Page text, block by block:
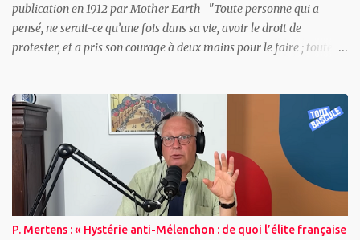
publication en 1912 par Mother Earth "Toute personne qui a
pensé, ne serait-ce qu’une fois dans sa vie, avoir le droit de
protester, et a pris son courage à deux mains pour le faire ; toute
Qu’est-ce que l’action directe ? - Quelques exemples historiques -
La Guerre de Sécession - John Brown - Les luttes actuelles contre
l’esclavage salarié - Pourquoi les patrons ont peur des grèves -
Toute grève est synonyme de violence - Les adversaires de l’action
directe - Comment pourrons-nous briser nos chaînes ? - Et en
attendant ce jour béni ? - Action politique et action directe ~
Qu’est-ce que l’action directe ? Du point de vue de celui qui pense
P. Mertens : « Hystérie anti-Mélenchon : de quoi l’élite française